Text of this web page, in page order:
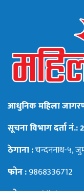
आधुनिक महिला जागरण
सूचना विभाग दर्ता नं.:
ठेगाना :चन्दननाथ-५,
फोन :9868336712